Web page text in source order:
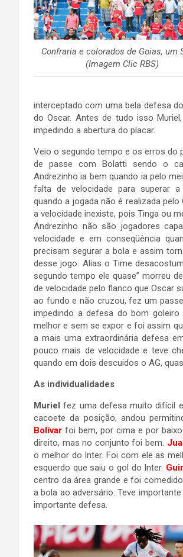
Confraria e colorados de Goias, um
(Imagem Clic RBS)
interceptado com uma bela defesa
do Oscar. Antes de tudo isso
impedindo a abertura do placar.
Veio o segundo tempo e os erros do
de passe com Bolatti sendo o
Andrezinho ia bem quando ia pelo
falta de velocidade para superar
quando a jogada não é realizada
a velocidade inexiste, pois Tinga ou
Andrezinho não são jogadores
velocidade e em conseqüência
precisam segurar a bola e assim
desse jogo. Alias o Time
segundo tempo ele quase” morreu
de velocidade pelo flanco que Oscar
ao fundo e não cruzou, fez um
impedindo a defesa do bom
melhor e sem se expor e foi assim
a mais uma extraordinária defesa
pouco mais de velocidade e teve
quando em dois descuidos o AG,
As individualidades
Muriel fez uma defesa muito difícil
cacoete da posição, andou
Bolívar foi bem, por cima e por
direito, mas no conjunto foi bem.
o melhor do Inter. Foi com ele as
esquerdo que saiu o gol do Inter.
centro da área grande e foi
a bola ao adversário. Teve
importante defesa.